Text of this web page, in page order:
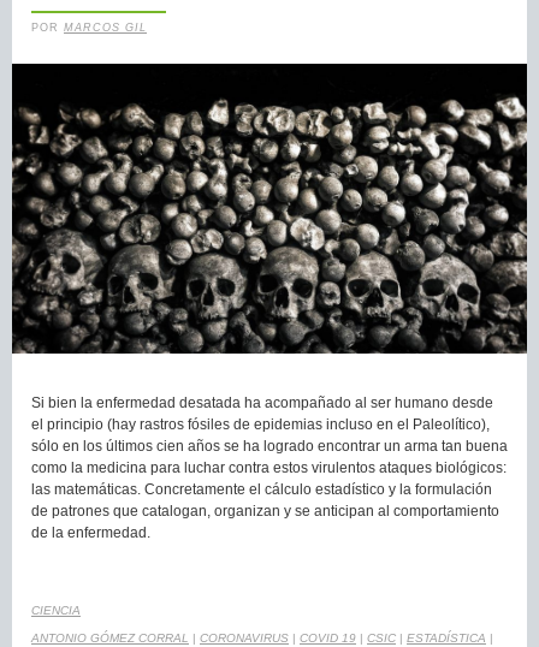
POR MARCOS GIL
Si bien la enfermedad desatada ha acompañado al ser humano desde
el principio (hay rastros fósiles de epidemias incluso en el Paleolítico),
sólo en los últimos cien años se ha logrado encontrar un arma tan buena
como la medicina para luchar contra estos virulentos ataques biológicos:
las matemáticas. Concretamente el cálculo estadístico y la formulación
de patrones que catalogan, organizan y se anticipan al comportamiento
de la enfermedad.
CIENCIA
ANTONIO GÓMEZ CORRAL | CORONAVIRUS | COVID 19 | CSIC | ESTADÍSTICA |